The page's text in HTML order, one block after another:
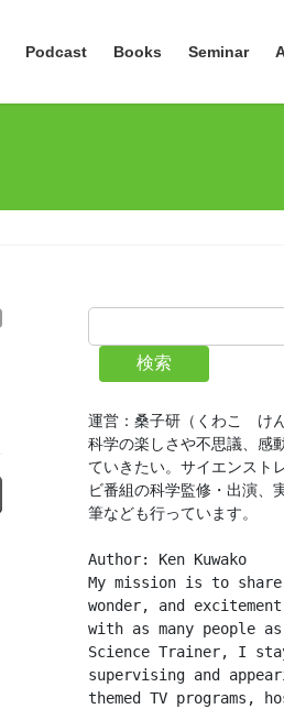
Podcast Books Seminar
検索
運営：桑子研（くわこ　けん
科学の楽しさや不思議、感
ていきたい。サイエンスト
ビ番組の科学監修・出演、
筆なども行っています。
Author: Ken Kuwako
My mission is to
wonder, and
with as many people
Science Trainer, I
supervising and
themed TV programs,